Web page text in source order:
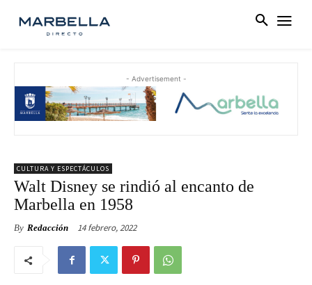
- Advertisement -
CULTURA Y ESPECTÁCULOS
Walt Disney se rindió al encanto de
Marbella en 1958
By Redacción 14 febrero, 2022